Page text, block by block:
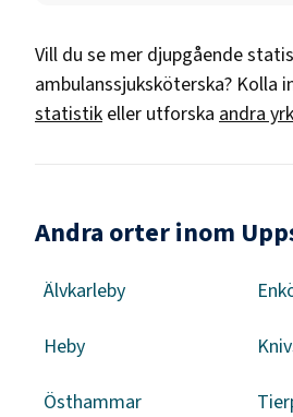
Vill du se mer djupgående
ambulanssjuksköterska? Kolla
statistik eller utforska andra
Andra orter inom
Älvkarleby
Heby
Östhammar